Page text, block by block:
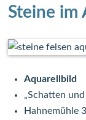
Steine im
Aquarellbild
„Schatten
Hahnemühle